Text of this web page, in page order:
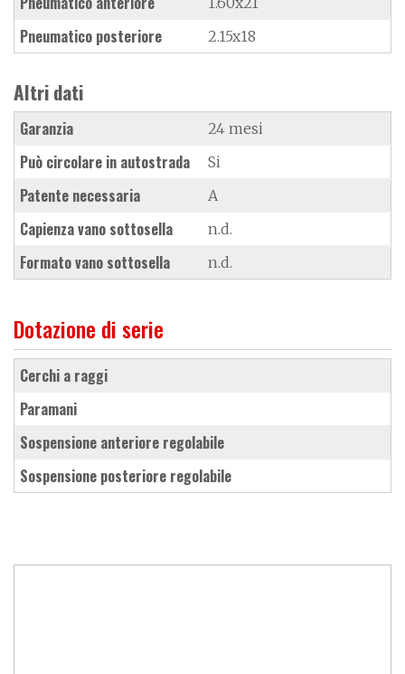
Pneumatico posteriore 2.15x18
Altri dati
Garanzia 24 mesi
Può circolare in autostrada Si
Patente necessaria A
Capienza vano sottosella n.d.
Formato vano sottosella n.d.
Dotazione di serie
cerchi a raggi
paramani
sospensione anteriore regolabile
sospensione posteriore regolabile